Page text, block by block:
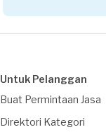
Untuk Pelanggan
Buat Permintaan Jasa
Direktori Kategori